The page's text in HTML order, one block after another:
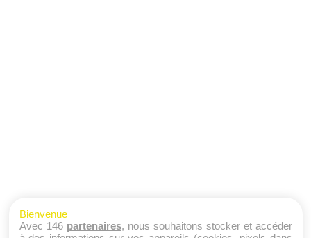
Bienvenue
Avec 146 partenaires, nous souhaitons stocker et accéder